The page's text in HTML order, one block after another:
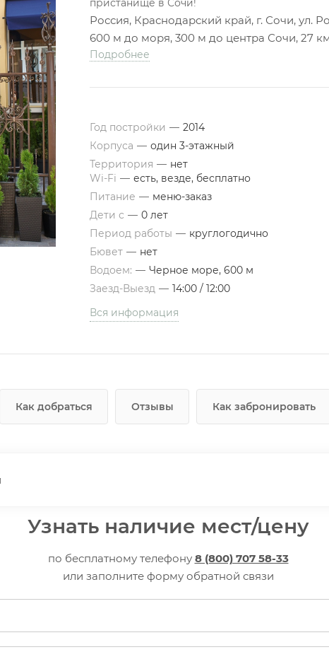
пристанище в Сочи!
Россия, Краснодарский край, г. Сочи, ул.
600 м до моря, 300 м до центра Сочи, 27
Подробнее
Год постройки — 2014
Корпуса — один 3-этажный
Территория — нет
Wi-Fi — есть, везде, бесплатно
Питание — меню-заказ
Дети с — 0 лет
Период работы — круглогодично
Бювет — нет
Водоем: — Черное море, 600 м
Заезд-Выезд — 14:00 / 12:00
Вся информация
Как добраться Отзывы Как забронировать
Узнать наличие мест/цену
по бесплатному телефону 8 (800) 707 58-33
или заполните форму обратной связи